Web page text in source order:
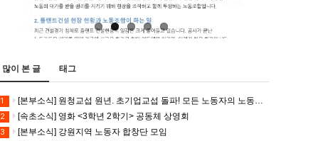
많이 본 글 태그
1 [본부소식] 원청교섭 원년. 초기업교섭 돌파! 모든 노동자의 노동기본권 쟁취! 민주노총 7.15 총파업대회
2 [속초소식] 영화 <3학년 2학기> 공동체 상영회
3 [본부소식] 강원지역 노동자 합창단 모임